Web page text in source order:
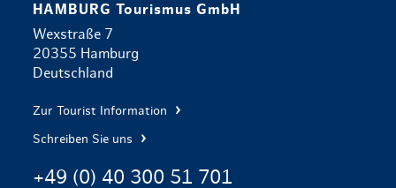
HAMBURG Tourismus GmbH
Wexstraße 7
20355 Hamburg
Deutschland
Zur Tourist Information
Schreiben Sie uns
+49 (0) 40 300 51 701